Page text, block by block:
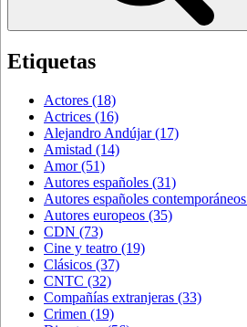
Etiquetas
Actores (18)
Actrices (16)
Alejandro Andújar(17)
Amistad (14)
Amor(51)
Autores españoles (31)
Autores españoles contemporáneos
Autores europeos (35)
CDN (73)
Cine y teatro (19)
Clásicos (37)
CNTC (32)
Compañías extranjeras (33)
Crimen (19)